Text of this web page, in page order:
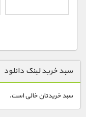
سبد خرید لینک دانلود
سبد خریدتان خالی است.